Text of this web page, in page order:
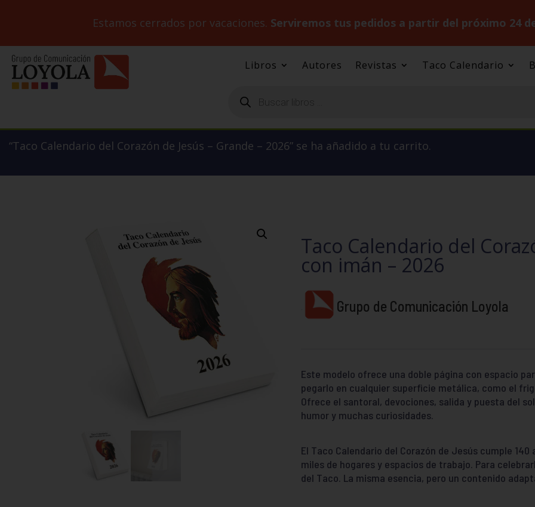
Estamos cerrados por vacaciones. Serviremos tus pedidos a partir del próximo 24
Libros Autores Revistas Taco Calendario
productos
“Taco Calendario del Corazón de Jesús – Grande – 2026” se ha añadido a tu carrito.
Taco Calendario del
con imán – 2026
Grupo de Comunicación Loyola
Este modelo ofrece una doble página con espacio
pegarlo en cualquier superficie metálica, como el
Ofrece el santoral, devociones, salida y puesta del
humor y muchas curiosidades.
El Taco Calendario del Corazón de Jesús cumple 140
miles de hogares y espacios de trabajo. Para
del Taco. La misma esencia, pero un contenido